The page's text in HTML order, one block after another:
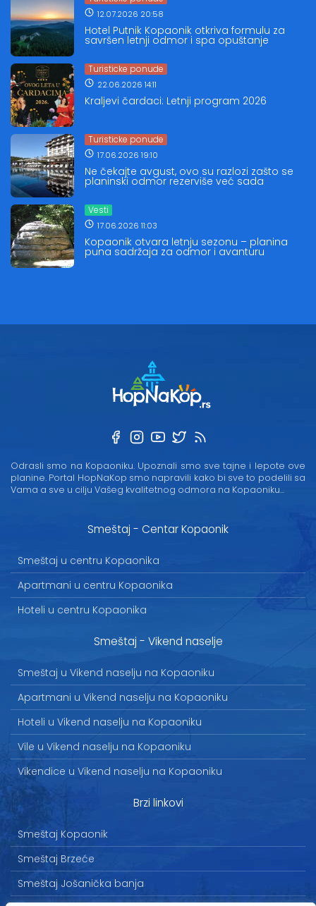
12.07.2026 20:58
Hotel Putnik Kopaonik otkriva formulu za
savršen letnji odmor i spa opuštanje
Turisticke ponude
22.06.2026 14:11
Kraljevi čardaci: Letnji program 2026
Turisticke ponude
17.06.2026 19:10
Ne čekajte avgust, ovo su razlozi zašto se
planinski odmor rezerviše već sada
Vesti
17.06.2026 11:03
Kopaonik otvara letnju sezonu – planina
puna sadržaja za odmor i avanturu
Odrasli smo na Kopaoniku. Upoznali smo sve tajne i lepote ove
planine. Portal HopNaKop smo napravili kako bi sve to podelili sa
Vama a sve u cilju Vašeg kvalitetnog odmora na Kopaoniku...
Smeštaj - Centar Kopaonik
Smeštaj u centru Kopaonika
Apartmani u centru Kopaonika
Hoteli u centru Kopaonika
Smeštaj - Vikend naselje
Smeštaj u Vikend naselju na Kopaoniku
Apartmani u Vikend naselju na Kopaoniku
Hoteli u Vikend naselju na Kopaoniku
Vile u Vikend naselju na Kopaoniku
Vikendice u Vikend naselju na Kopaoniku
Brzi linkovi
Smeštaj Kopaonik
Smeštaj Brzeće
Smeštaj Jošanička banja